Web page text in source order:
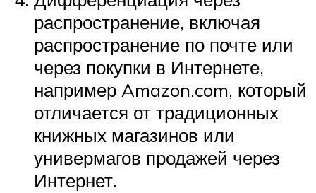
распространение, включая
распространение по почте или
через покупки в Интернете,
например Amazon.com, который
отличается от традиционных
книжных магазинов или
универмагов продажей через
Интернет.